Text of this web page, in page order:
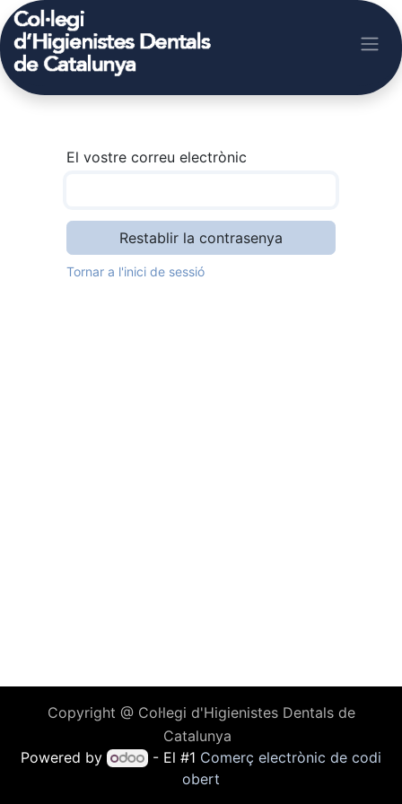
El vostre correu electrònic
Restablir la contrasenya
Tornar a l'inici de sessió
Copyright @ Col·legi d'Higienistes Dentals de
Catalunya
Powered by
- El #1 Comerç electrònic de codi
obert